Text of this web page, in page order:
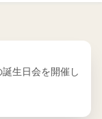
生日会を開催し